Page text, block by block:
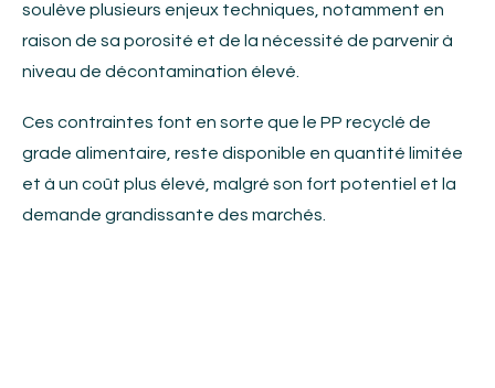
soulève plusieurs enjeux techniques, notamment en
raison de sa porosité et de la nécessité de parvenir à
niveau de décontamination élevé.
Ces contraintes font en sorte que le PP recyclé de
grade alimentaire, reste disponible en quantité limitée
et à un coût plus élevé, malgré son fort potentiel et la
demande grandissante des marchés.